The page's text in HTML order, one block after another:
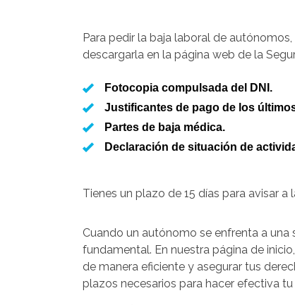
Para pedir la baja laboral de
descargarla en la página web de la
Fotocopia compulsada del DNI.
Justificantes de pago de los
Partes de baja médica.
Declaración de situación de
Tienes un plazo de 15 días para avisar
Cuando un autónomo se enfrenta a
fundamental. En nuestra página de
de manera eficiente y asegurar tus
plazos necesarios para hacer efectiva